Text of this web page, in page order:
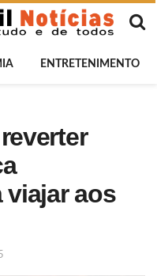
ENTRETENIMENTO
viajar aos